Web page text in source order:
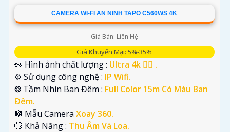
CAMERA WI-FI AN NINH TAPO C560WS 4K
Giá Bán: Liên Hệ
Giá Khuyến Mại: 5%-35%
👀 Hình ảnh chất lượng : Ultra 4k 👍🏾 .
⚙ Sử dụng công nghệ : IP Wifi.
❂ Tầm Nhìn Ban Đêm : Full Color 15m Có Màu Ban
Ðêm.
🎼️ Mẫu Camera Xoay 360.
️💮 Khả Năng : Thu Âm Và Loa.